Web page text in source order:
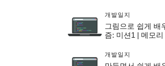
개발일지
그림으로 쉽게 배
즘: 미션1 | 메모리
개발일지